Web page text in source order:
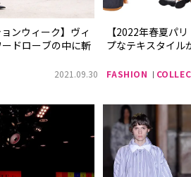
ンウィーク】ヴィ
ドローブの中に斬
2021.09.30
【2022年春夏パ
プなテキスタイル
FASHION